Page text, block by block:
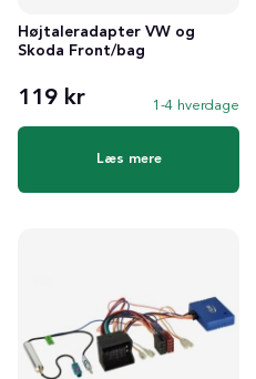
Højtaleradapter VW og
Skoda Front/bag
119 kr 1-4 hverdage
Læs mere